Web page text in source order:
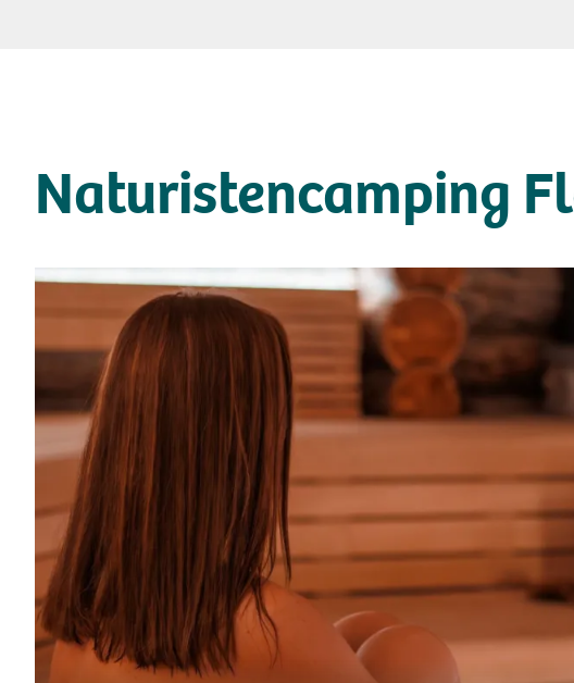
Naturistencamping